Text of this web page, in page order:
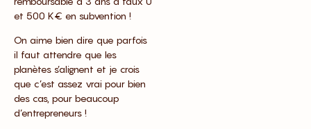
et 500 K€ en subvention !
On aime bien dire que parfois
il faut attendre que les
planètes s’alignent et je crois
que c’est assez vrai pour bien
des cas, pour beaucoup
d’entrepreneurs !